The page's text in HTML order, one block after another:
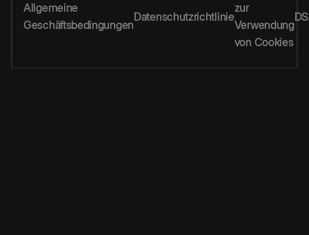
Allgemeine
Geschäftsbedingungen
Datenschutzrichtlinie
zur
Verwendung
von Cookies